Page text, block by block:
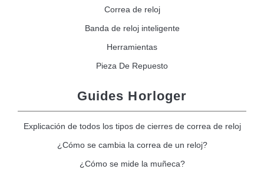
Correa de reloj
Banda de reloj inteligente
Herramientas
Pieza De Repuesto
Guides Horloger
Explicación de todos los tipos de cierres de correa de reloj
¿Cómo se cambia la correa de un reloj?
¿Cómo se mide la muñeca?